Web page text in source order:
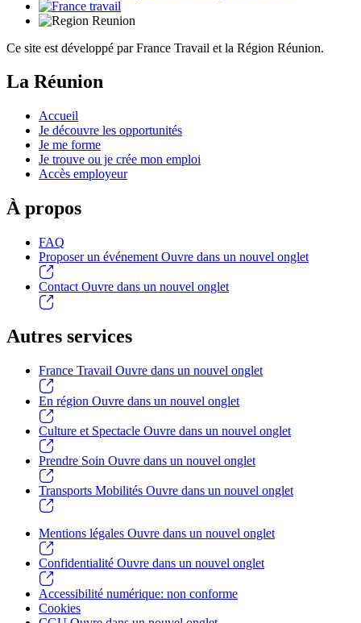
Ce site est développé par France Travail et la Région Réunion.
La Réunion
Accueil
Je découvre les opportunités
Je me forme
Je trouve ou je crée mon emploi
Accès employeur
À propos
FAQ
Proposer un événement Ouvre dans un nouvel onglet
Contact Ouvre dans un nouvel onglet
Autres services
France Travail Ouvre dans un nouvel onglet
En région Ouvre dans un nouvel onglet
Culture et Spectacle Ouvre dans un nouvel onglet
Prendre Soin Ouvre dans un nouvel onglet
Transports Mobilités Ouvre dans un nouvel onglet
Mentions légales Ouvre dans un nouvel onglet
Confidentialité Ouvre dans un nouvel onglet
Accessibilité numérique: non conforme
Cookies